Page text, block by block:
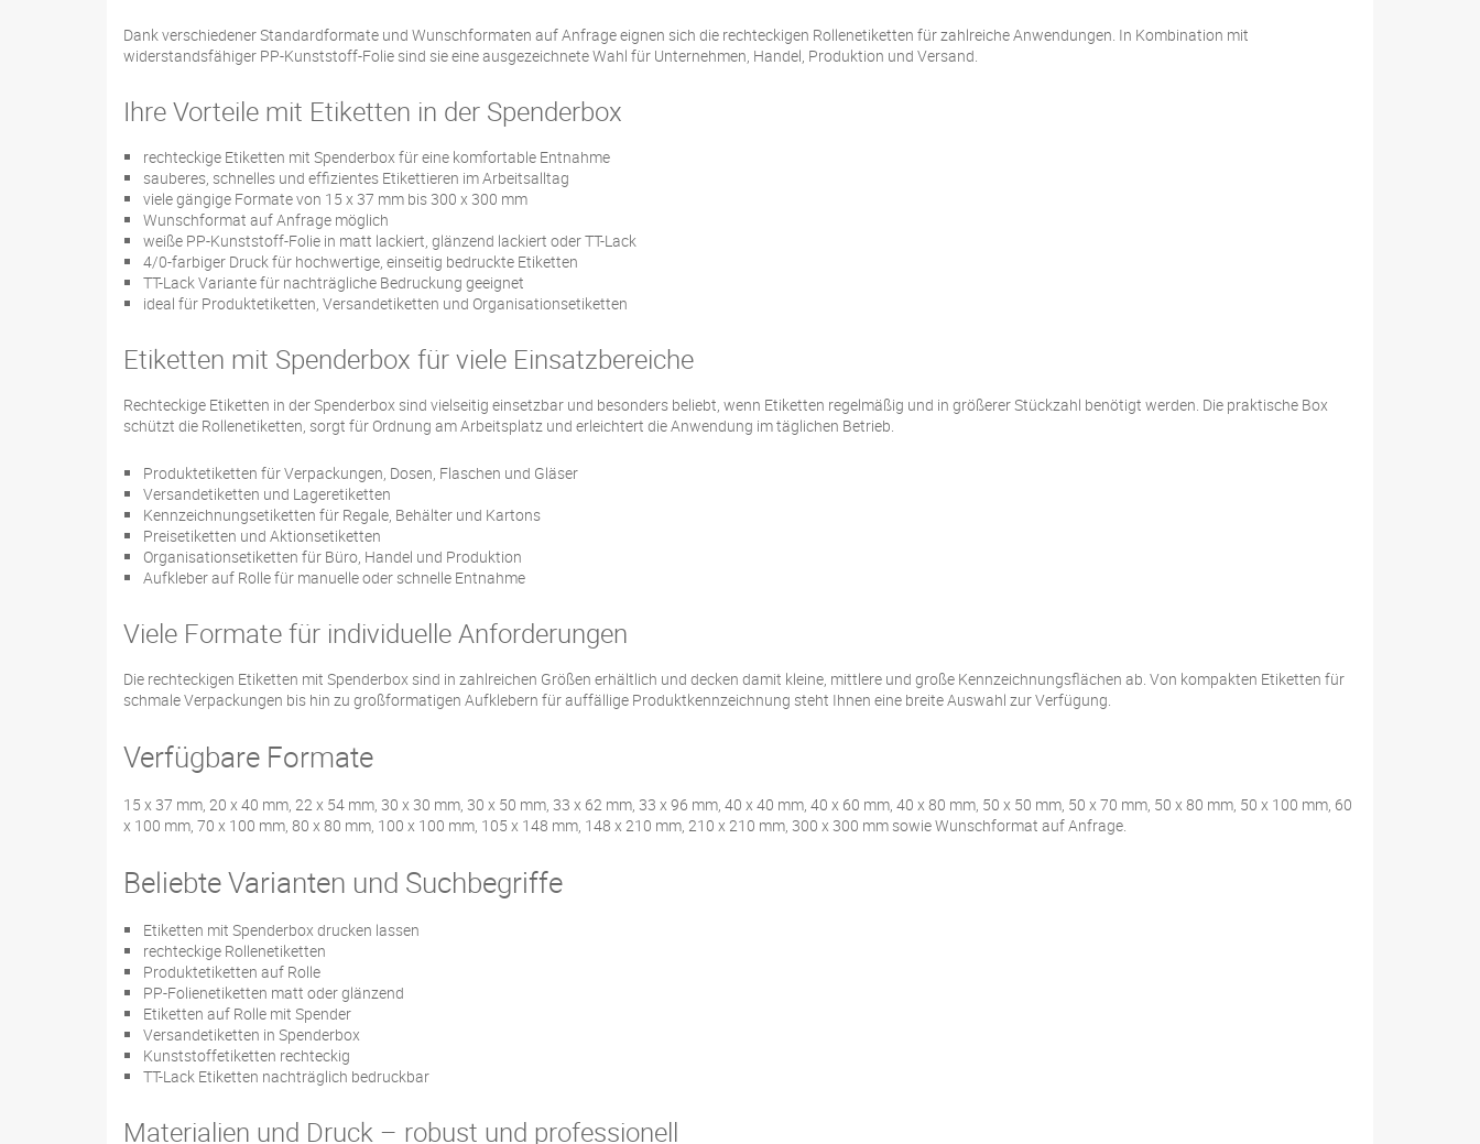
Dank verschiedener Standardformate und Wunschformaten auf Anfrage eignen sich die rechteckigen Rollenetiketten für zahlreiche Anwendungen. In Kombination mit
widerstandsfähiger PP-Kunststoff-Folie sind sie eine ausgezeichnete Wahl für Unternehmen, Handel, Produktion und Versand.
Ihre Vorteile mit Etiketten in der Spenderbox
rechteckige Etiketten mit Spenderbox für eine komfortable Entnahme
sauberes, schnelles und effizientes Etikettieren im Arbeitsalltag
viele gängige Formate von 15 x 37 mm bis 300 x 300 mm
Wunschformat auf Anfrage möglich
weiße PP-Kunststoff-Folie in matt lackiert, glänzend lackiert oder TT-Lack
4/0-farbiger Druck für hochwertige, einseitig bedruckte Etiketten
TT-Lack Variante für nachträgliche Bedruckung geeignet
ideal für Produktetiketten, Versandetiketten und Organisationsetiketten
Etiketten mit Spenderbox für viele Einsatzbereiche
Rechteckige Etiketten in der Spenderbox sind vielseitig einsetzbar und besonders beliebt, wenn Etiketten regelmäßig und in größerer Stückzahl benötigt werden. Die praktische Box
schützt die Rollenetiketten, sorgt für Ordnung am Arbeitsplatz und erleichtert die Anwendung im täglichen Betrieb.
Produktetiketten für Verpackungen, Dosen, Flaschen und Gläser
Versandetiketten und Lageretiketten
Kennzeichnungsetiketten für Regale, Behälter und Kartons
Preisetiketten und Aktionsetiketten
Organisationsetiketten für Büro, Handel und Produktion
Aufkleber auf Rolle für manuelle oder schnelle Entnahme
Viele Formate für individuelle Anforderungen
Die rechteckigen Etiketten mit Spenderbox sind in zahlreichen Größen erhältlich und decken damit kleine, mittlere und große Kennzeichnungsflächen ab. Von kompakten Etiketten für
schmale Verpackungen bis hin zu großformatigen Aufklebern für auffällige Produktkennzeichnung steht Ihnen eine breite Auswahl zur Verfügung.
Verfügbare Formate
15 x 37 mm, 20 x 40 mm, 22 x 54 mm, 30 x 30 mm, 30 x 50 mm, 33 x 62 mm, 33 x 96 mm, 40 x 40 mm, 40 x 60 mm, 40 x 80 mm, 50 x 50 mm, 50 x 70 mm, 50 x 80 mm, 50 x 100 mm, 60
x 100 mm, 70 x 100 mm, 80 x 80 mm, 100 x 100 mm, 105 x 148 mm, 148 x 210 mm, 210 x 210 mm, 300 x 300 mm sowie Wunschformat auf Anfrage.
Beliebte Varianten und Suchbegriffe
Etiketten mit Spenderbox drucken lassen
rechteckige Rollenetiketten
Produktetiketten auf Rolle
PP-Folienetiketten matt oder glänzend
Etiketten auf Rolle mit Spender
Versandetiketten in Spenderbox
Kunststoffetiketten rechteckig
TT-Lack Etiketten nachträglich bedruckbar
Materialien und Druck – robust und professionell